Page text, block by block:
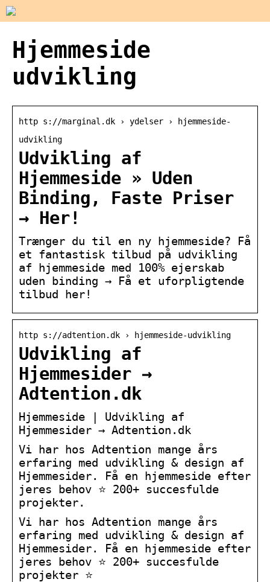
Hjemmeside
udvikling
http s://marginal.dk › ydelser › hjemmeside-
udvikling
Udvikling af
Hjemmeside » Uden
Binding, Faste Priser
→ Her!
Trænger du til en ny hjemmeside? Få
et fantastisk tilbud på udvikling
af hjemmeside med 100% ejerskab
uden binding → Få et uforpligtende
tilbud her!
http s://adtention.dk › hjemmeside-udvikling
Udvikling af
Hjemmesider →
Adtention.dk
Hjemmeside | Udvikling af
Hjemmesider → Adtention.dk
Vi har hos Adtention mange års
erfaring med udvikling & design af
Hjemmesider. Få en hjemmeside efter
jeres behov ⭐ 200+ succesfulde
projekter.
Vi har hos Adtention mange års
erfaring med udvikling & design af
Hjemmesider. Få en hjemmeside efter
jeres behov ⭐ 200+ succesfulde
projekter ⭐